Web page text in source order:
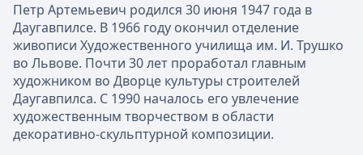
Петр Артемьевич родился 30 июня 1947 года в
Даугавпилсе. В 1966 году окончил отделение
живописи Художественного училища им. И. Трушко
во Львове. Почти 30 лет проработал главным
художником во Дворце культуры строителей
Даугавпилса. С 1990 началось его увлечение
художественным творчеством в области
декоративно-скульптурной композиции.